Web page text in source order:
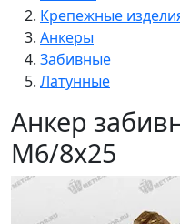
Крепежные
Анкеры
Забивные
Латунные
Анкер
M6/8x25